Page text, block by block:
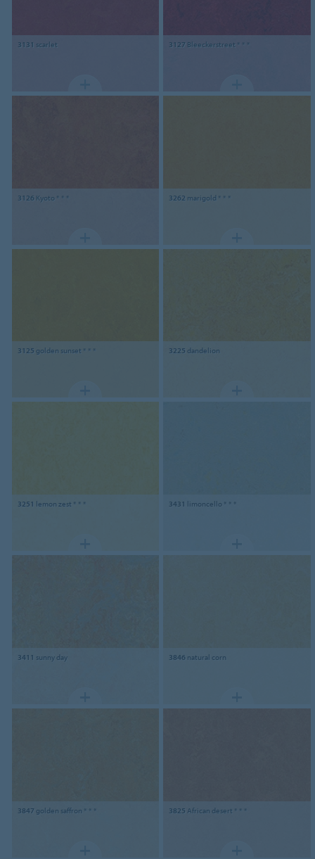
3131 scarlet 3127 Bleeckerstreet * * *
3126 Kyoto * * * 3262 marigold * * *
3125 golden sunset * * * 3225 dandelion
3251 lemon zest * * * 3431 limoncello * * *
3411 sunny day 3846 natural corn
3847 golden saffron * * * 3825 African desert * * *